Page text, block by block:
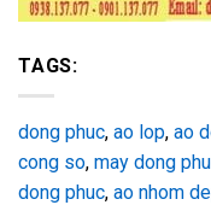
TAGS:
dong phuc, ao lop, ao
cong so, may dong
dong phuc, ao nhom